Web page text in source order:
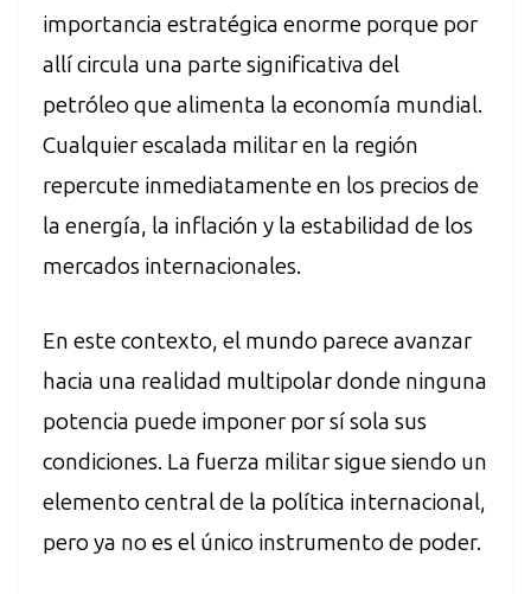
importancia estratégica enorme porque por
allí circula una parte significativa del
petróleo que alimenta la economía mundial.
Cualquier escalada militar en la región
repercute inmediatamente en los precios de
la energía, la inflación y la estabilidad de los
mercados internacionales.
En este contexto, el mundo parece avanzar
hacia una realidad multipolar donde ninguna
potencia puede imponer por sí sola sus
condiciones. La fuerza militar sigue siendo un
elemento central de la política internacional,
pero ya no es el único instrumento de poder.